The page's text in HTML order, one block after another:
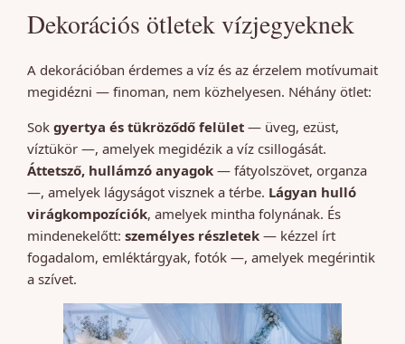
Dekorációs ötletek vízjegyeknek
A dekorációban érdemes a víz és az érzelem motívumait
megidézni — finoman, nem közhelyesen. Néhány ötlet:
Sok gyertya és tükröződő felület — üveg, ezüst,
víztükör —, amelyek megidézik a víz csillogását.
Áttetsző, hullámzó anyagok — fátyolszövet, organza
—, amelyek lágyságot visznek a térbe. Lágyan hulló
virágkompozíciók, amelyek mintha folynának. És
mindenekelőtt: személyes részletek — kézzel írt
fogadalom, emléktárgyak, fotók —, amelyek megérintik
a szívet.